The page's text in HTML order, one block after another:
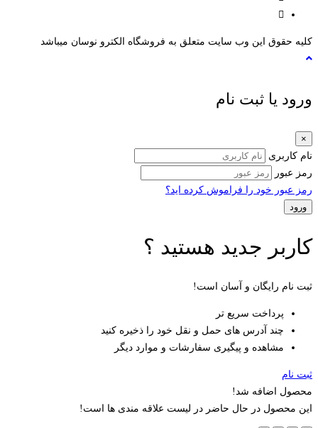
کلیه حقوق این وب سایت متعلق به فروشگاه الکترو نوسان میباشد
ورود یا ثبت نام
×
نام کاربری
رمز عبور
رمز عبور خود را فراموش کرده اید؟
کاربر جدید هستید ؟
ثبت نام رایگان و آسان است!
پرداخت سریع تر
چند آدرس های حمل و نقل خود را ذخیره کنید
مشاهده و پیگیری سفارشات و موارد دیگر
ثبت نام
محصول اضافه شد!
این محصول در حال حاضر در لیست علاقه مندی ها است!